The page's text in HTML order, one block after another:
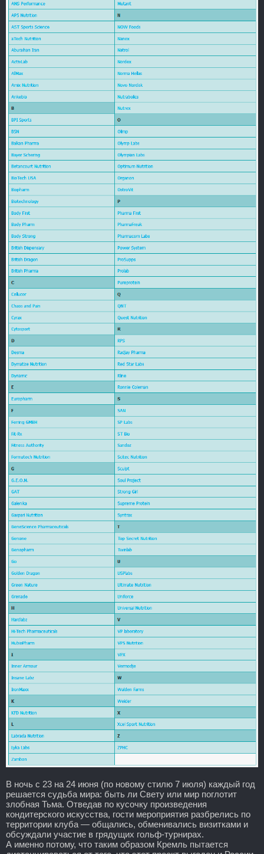
В ночь с 23 на 24 июня (по новому стилю 7 июля) каждый год
решается судьба мира: быть ли Свету или мир поглотит
злобная Тьма. Отведав по кусочку произведения
кондитерского искусства, гости мероприятия разбрелись по
территории клуба — общались, обменивались визитками и
обсуждали участие в грядущих гольф-турнирах.
А именно потому, что таким образом Кремль пытается